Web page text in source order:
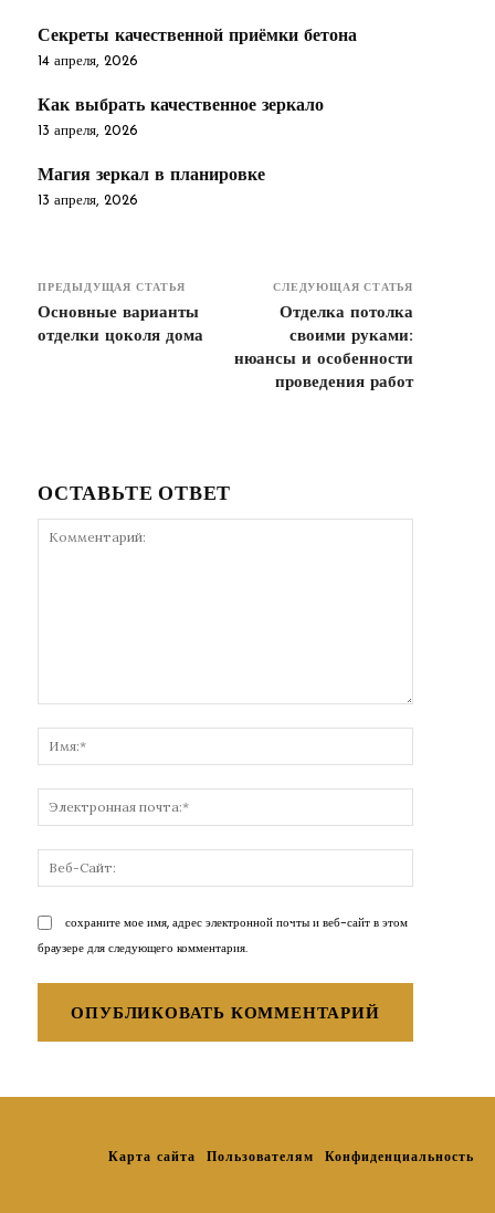
Секреты качественной приёмки бетона
14 апреля, 2026
Как выбрать качественное зеркало
13 апреля, 2026
Магия зеркал в планировке
13 апреля, 2026
ПРЕДЫДУЩАЯ СТАТЬЯ
Основные варианты
отделки цоколя дома
СЛЕДУЮЩАЯ СТАТЬЯ
Отделка потолка
своими руками:
нюансы и особенности
проведения работ
ОСТАВЬТЕ ОТВЕТ
почта:*
Сайт:
сохраните мое имя, адрес электронной почты и веб-сайт в этом
браузере для следующего комментария.
Карта сайта Пользователям Конфиденциальность